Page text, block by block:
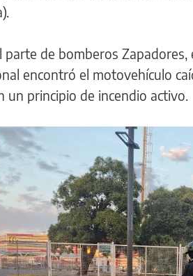
parte de bomberos
encontró el motovehículo
un principio de incendio activo.